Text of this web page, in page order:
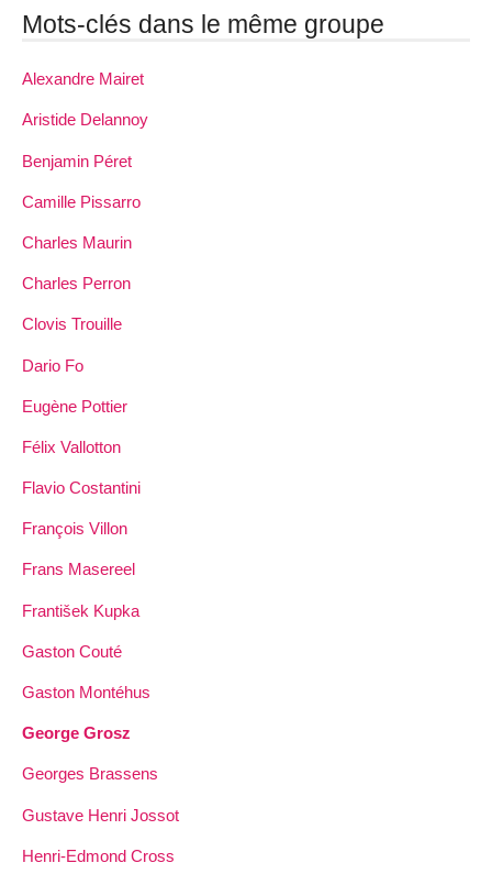
Mots-clés dans le même groupe
Alexandre Mairet
Aristide Delannoy
Benjamin Péret
Camille Pissarro
Charles Maurin
Charles Perron
Clovis Trouille
Dario Fo
Eugène Pottier
Félix Vallotton
Flavio Costantini
François Villon
Frans Masereel
František Kupka
Gaston Couté
Gaston Montéhus
George Grosz
Georges Brassens
Gustave Henri Jossot
Henri-Edmond Cross